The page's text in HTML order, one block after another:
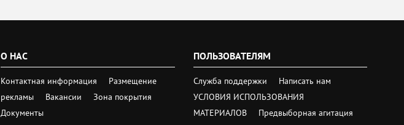
О НАС
Контактная информация
Размещение
рекламы
Вакансии
Зона покрытия
Документы
ПОЛЬЗОВАТЕЛЯМ
Служба поддержки
Написать нам
УСЛОВИЯ ИСПОЛЬЗОВАНИЯ
МАТЕРИАЛОВ
Предвыборная агитация